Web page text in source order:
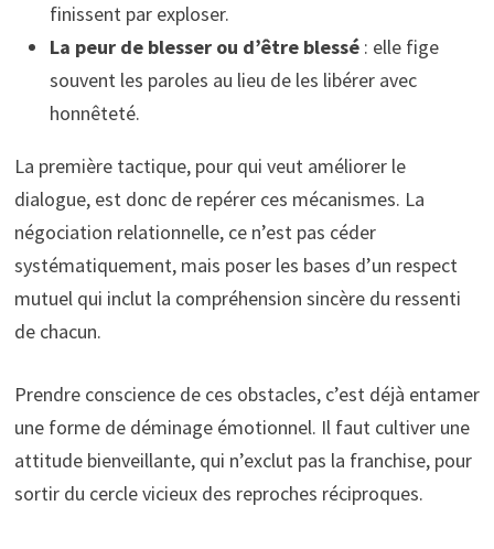
finissent par exploser.
La peur de blesser ou d’être blessé: elle fige
souvent les paroles au lieu de les libérer avec
honnêteté.
La première tactique, pour qui veut améliorer le
dialogue, est donc de repérer ces mécanismes. La
négociation relationnelle, ce n’est pas céder
systématiquement, mais poser les bases d’un respect
mutuel qui inclut la compréhension sincère du ressenti
de chacun.
Prendre conscience de ces obstacles, c’est déjà entamer
une forme de déminage émotionnel. Il faut cultiver une
attitude bienveillante, qui n’exclut pas la franchise, pour
sortir du cercle vicieux des reproches réciproques.